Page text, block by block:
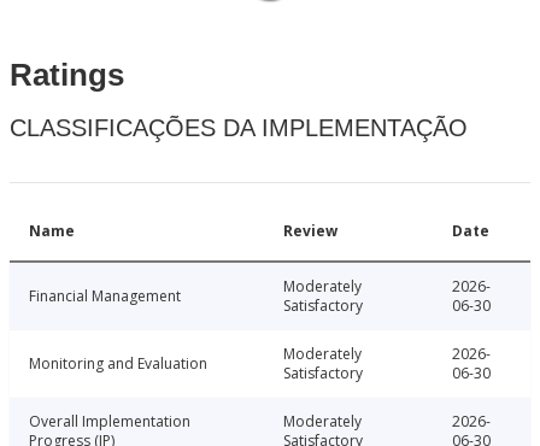
Ratings
CLASSIFICAÇÕES DA IMPLEMENTAÇÃO
Name Review Date
Financial Management
Moderately
Satisfactory
2026-
06-30
Monitoring and Evaluation
Moderately
Satisfactory
2026-
06-30
Overall Implementation
Progress (IP)
Moderately
Satisfactory
2026-
06-30